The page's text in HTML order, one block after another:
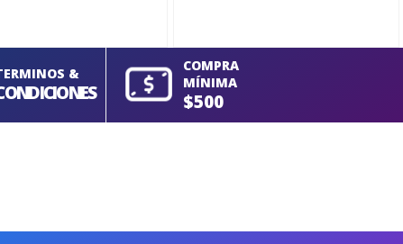
&
COMPRA
MÍNIMA
$500